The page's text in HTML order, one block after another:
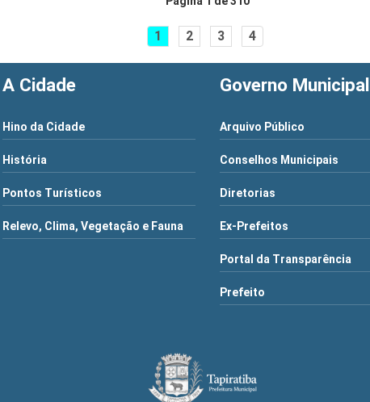
1 2 3 4
A Cidade
Hino da Cidade
História
Pontos Turísticos
Relevo, Clima, Vegetação e Fauna
Governo Municipal
Arquivo Público
Conselhos Municipais
Diretorias
Ex-Prefeitos
Portal da Transparência
Prefeito